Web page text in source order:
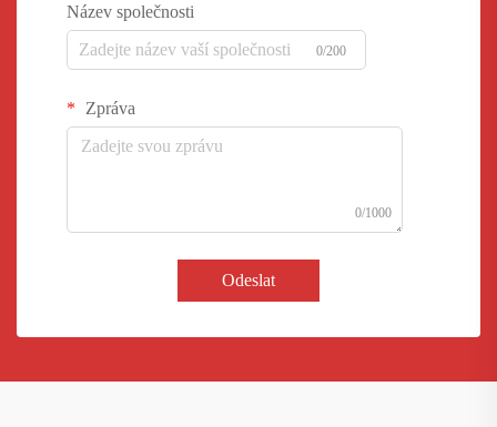
Název společnosti
0/200
Zpráva
0/1000
Odeslat